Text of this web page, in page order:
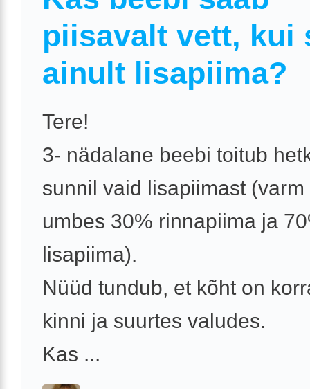
piisavalt vett, kui
ainult lisapiima?
Tere!
3- nädalane beebi toitub
sunnil vaid lisapiimast (varm
umbes 30% rinnapiima ja
lisapiima).
Nüüd tundub, et kõht on
kinni ja suurtes valudes.
Kas ...